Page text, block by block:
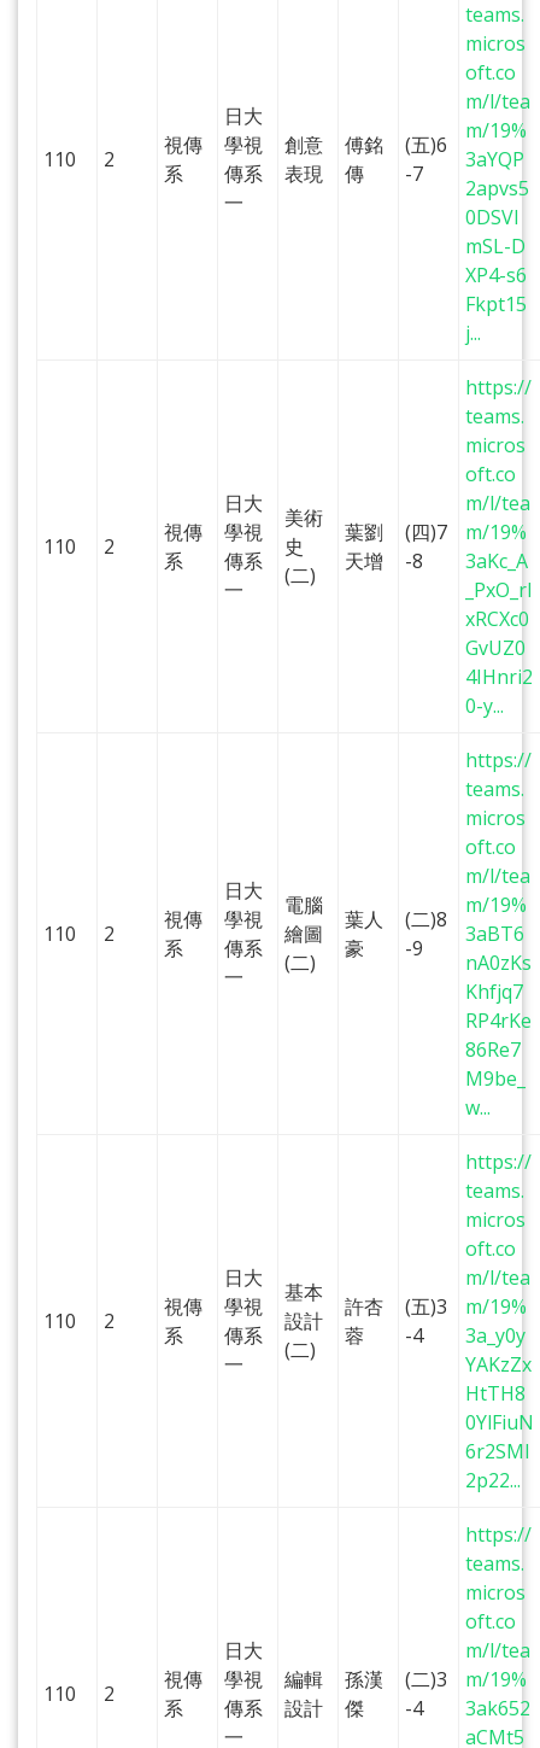
110 2
視傳
系
日大
學視
傳系
一
創意
表現
傅銘
傳
(五)6
-7
teams.
micros
oft.co
m/l/tea
m/19%
3aYQP
2apvs5
0DSVl
mSL-D
XP4-s6
Fkpt15
j...
110 2
視傳
系
日大
學視
傳系
一
美術
史
(二)
葉劉
天增
(四)7
-8
https://
teams.
micros
oft.co
m/l/tea
m/19%
3aKc_A
_PxO_rI
xRCXc0
GvUZ0
4IHnri2
0-y...
110 2
視傳
系
日大
學視
傳系
一
電腦
繪圖
(二)
葉人
豪
(二)8
-9
https://
teams.
micros
oft.co
m/l/tea
m/19%
3aBT6
nA0zKs
Khfjq7
RP4rKe
86Re7
M9be_
w...
110 2
視傳
系
日大
學視
傳系
一
基本
設計
(二)
許杏
蓉
(五)3
-4
https://
teams.
micros
oft.co
m/l/tea
m/19%
3a_y0y
YAKzZx
HtTH8
0YlFiuN
6r2SMl
2p22...
110 2
視傳
系
日大
學視
傳系
一
編輯
設計
孫漢
傑
(二)3
-4
https://
teams.
micros
oft.co
m/l/tea
m/19%
3ak652
aCMt5